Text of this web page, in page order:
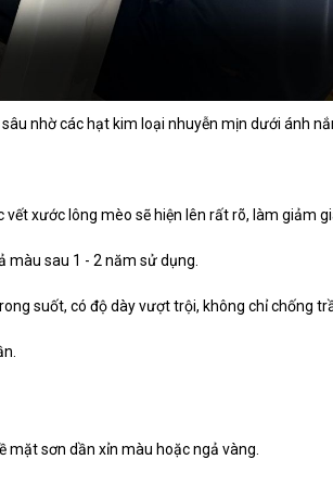
nhờ các hạt kim loại nhuyễn mịn dưới ánh
xước lông mèo sẽ hiện lên rất rõ, làm giảm
màu sau 1 - 2 năm sử dụng.
suốt, có độ dày vượt trội, không chỉ chống
mặt sơn dần xỉn màu hoặc ngả vàng.